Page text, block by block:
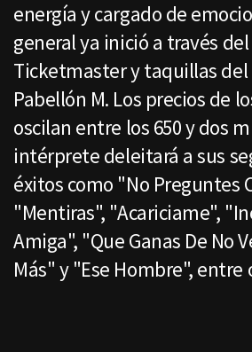
energía y cargado de
general ya inició a través
Ticketmaster y taquillas
Pabellón M. Los precios de
oscilan entre los 650 y dos
intérprete deleitará a sus
éxitos como "No Preguntes
"Mentiras", "Acariciame",
Amiga", "Que Ganas De No
Más" y "Ese Hombre", entre